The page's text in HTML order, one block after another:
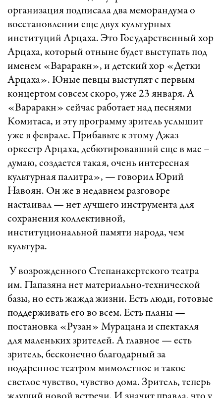
организация подписала два меморандума о
восстановлении еще двух культурных
институций Арцаха. Это Государственный хор
Арцаха, который отныне будет выступать под
именем «Вараракн», и детский хор «Детки
Арцаха». Юные певцы выступят с первым
концертом совсем скоро, уже 23 января. А
«Вараракн» сейчас работает над песнями
Комитаса, и эту программу зритель услышит
уже в феврале. Прибавьте к этому Джаз
оркестр Арцаха, дебютировавший еще в мае –
думаю, создается такая, очень интересная
культурная палитра», — говорил Юрий
Навоян. Он же в недавнем разговоре
настаивал — нет лучшего инструмента для
сохранения коллективной,
институциональной памяти народа, чем
культура.
У возрожденного Степанакертского театра
им. Папазяна нет материально-технической
базы, но есть жажда жизни. Есть люди, готовые
поддерживать его во всем. Есть планы —
постановка «Рузан» Мурацана и спектакля
для маленьких зрителей. А главное — есть
зритель, бесконечно благодарный за
подаренное театром мимолетное и такое
светлое чувство, чувство дома. Зритель, теперь